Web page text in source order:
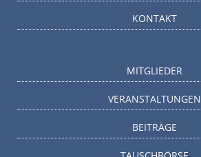
KONTAKT
MITGLIEDER
VERANSTALTUNGEN
BEITRÄGE